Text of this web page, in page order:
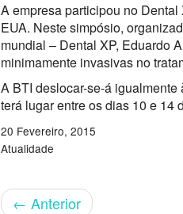
A empresa participou no
EUA. Neste simpósio,
mundial – Dental XP, Eduardo
minimamente invasivas no
A BTI deslocar-se-á
terá lugar entre os dias 10 e 14
20 Fevereiro, 2015
Atualidade
← Anterior